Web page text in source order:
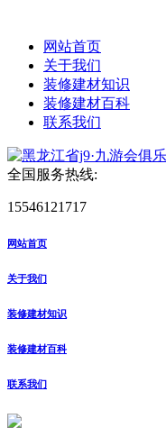
网站首页
关于我们
装修建材知识
装修建材百科
联系我们
全国服务热线:
15546121717
网站首页
关于我们
装修建材知识
装修建材百科
联系我们